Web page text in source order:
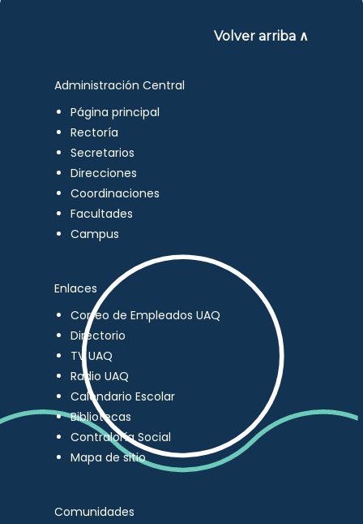
Volver arriba ∧
Administración Central
Página principal
Rectoría
Secretarios
Direcciones
Coordinaciones
Facultades
Campus
Enlaces
Correo de Empleados UAQ
Directorio
TV UAQ
Radio UAQ
Calendario Escolar
Bibliotecas
Contraloría Social
Mapa de sitio
Comunidades